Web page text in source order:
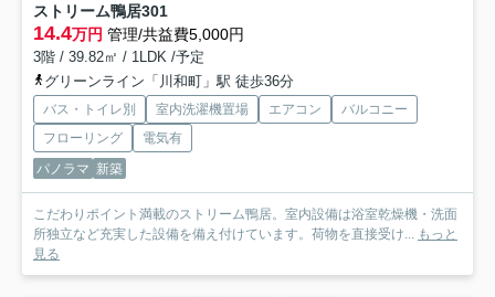
ストリーム鴨居301
14.4万円 管理/共益費5,000円
3階 / 39.82㎡ / 1LDK /予定
グリーンライン「川和町」駅 徒歩36分
バス・トイレ別 室内洗濯機置場 エアコン
バルコニー
フローリング
電気有
パノラマ 新築
こだわりポイント満載のストリーム鴨居。室内設備は浴室乾燥機・洗面
所独立など充実した設備を備え付けています。荷物を直接受け...
もっと
見る